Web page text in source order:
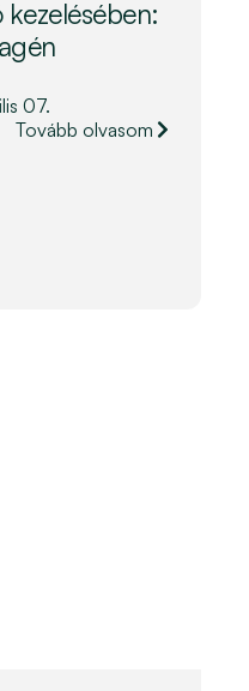
kezelésében:
07.
Tovább olvasom